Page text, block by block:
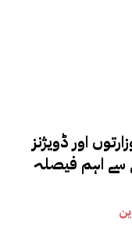
اور ڈویژنز
سے اہم فیصلہ